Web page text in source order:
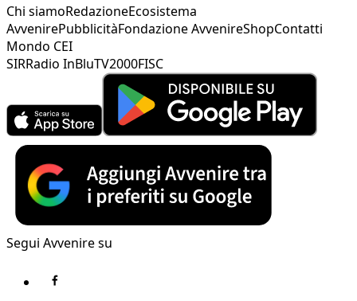
Chi siamoRedazioneEcosistema
AvvenirePubblicitàFondazione AvvenireShopContatti
Mondo CEI
SIRRadio InBluTV2000FISC
Segui Avvenire su